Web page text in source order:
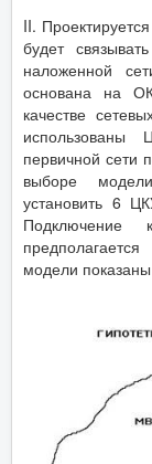
II.
будет
наложенной
основана на
качестве
использованы
первичной сети
выборе
установить 6
Подключение
модели